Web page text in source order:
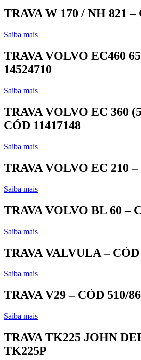
TRAVA W 170 / NH 821 –
Saiba mais
TRAVA VOLVO EC460
14524710
Saiba mais
TRAVA VOLVO EC 360
CÓD 11417148
Saiba mais
TRAVA VOLVO EC 210 –
Saiba mais
TRAVA VOLVO BL 60 –
Saiba mais
TRAVA VALVULA – CÓD
Saiba mais
TRAVA V29 – CÓD 510/
Saiba mais
TRAVA TK225 JOHN
TK225P